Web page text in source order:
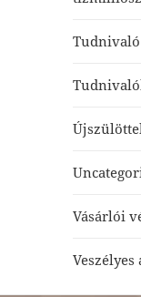
Vásárlói